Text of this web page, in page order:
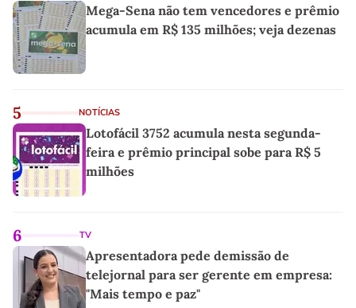
Mega-Sena não tem vencedores e prêmio
acumula em R$ 135 milhões; veja dezenas
5 NOTÍCIAS
Lotofácil 3752 acumula nesta segunda-
feira e prêmio principal sobe para R$ 5
milhões
6 TV
Apresentadora pede demissão de
telejornal para ser gerente em empresa:
"Mais tempo e paz"